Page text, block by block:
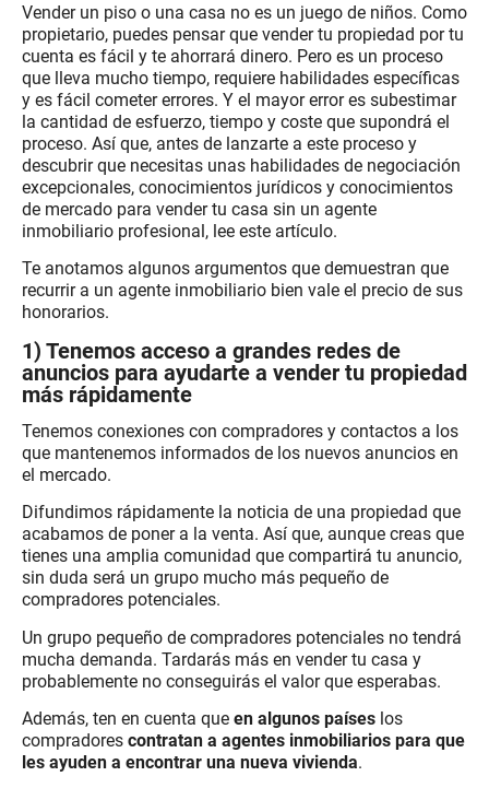
Vender un piso o una casa no es un juego de niños. Como
propietario, puedes pensar que vender tu propiedad por tu
cuenta es fácil y te ahorrará dinero. Pero es un proceso
que lleva mucho tiempo, requiere habilidades específicas
y es fácil cometer errores. Y el mayor error es subestimar
la cantidad de esfuerzo, tiempo y coste que supondrá el
proceso. Así que, antes de lanzarte a este proceso y
descubrir que necesitas unas habilidades de negociación
excepcionales, conocimientos jurídicos y conocimientos
de mercado para vender tu casa sin un agente
inmobiliario profesional, lee este artículo.
Te anotamos algunos argumentos que demuestran que
recurrir a un agente inmobiliario bien vale el precio de sus
honorarios.
1) Tenemos acceso a grandes redes de
anuncios para ayudarte a vender tu propiedad
más rápidamente
Tenemos conexiones con compradores y contactos a los
que mantenemos informados de los nuevos anuncios en
el mercado.
Difundimos rápidamente la noticia de una propiedad que
acabamos de poner a la venta. Así que, aunque creas que
tienes una amplia comunidad que compartirá tu anuncio,
sin duda será un grupo mucho más pequeño de
compradores potenciales.
Un grupo pequeño de compradores potenciales no tendrá
mucha demanda. Tardarás más en vender tu casa y
probablemente no conseguirás el valor que esperabas.
Además, ten en cuenta que en algunos países los
compradores contratan a agentes inmobiliarios para que
les ayuden a encontrar una nueva vivienda.